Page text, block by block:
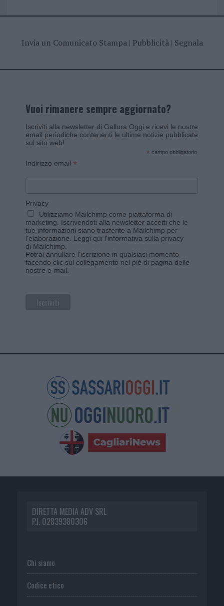
Invia un Comunicato Stampa| Pubblicità| Segnala
Vuoi rimanere sempre aggiornato?
Iscriviti alla newsletter di Gallura Oggi e ricevi le nostre
email periodiche contenenti le ultime notizie pubblicate
sul sito web!
* campo obbligatorio
Indirizzo email *
Privacy
Utilizziamo Mailchimp come piattaforma di
marketing. Iscrivendoti alla newsletter accetti che le
tue informazioni siano trasferite a Mailchimp per
l'elaborazione. Leggi qui l'informativa sulla privacy
di Mailchimp
Potrai annullare l'iscrizione in qualsiasi momento
facendo clic sul collegamento nel piè di pagina delle
nostre e-mail.
DIRETTA MEDIA ADV SRL
P.I. 02839380306
Chi siamo
Codice etico